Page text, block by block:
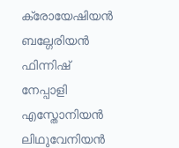
ക്രോയേഷിയൻ
ബല്ഗേരിയൻ
ഫിന്നിഷ്
നേപ്പാളി
എസ്തോനിയൻ
ലിഥുവേനിയൻ